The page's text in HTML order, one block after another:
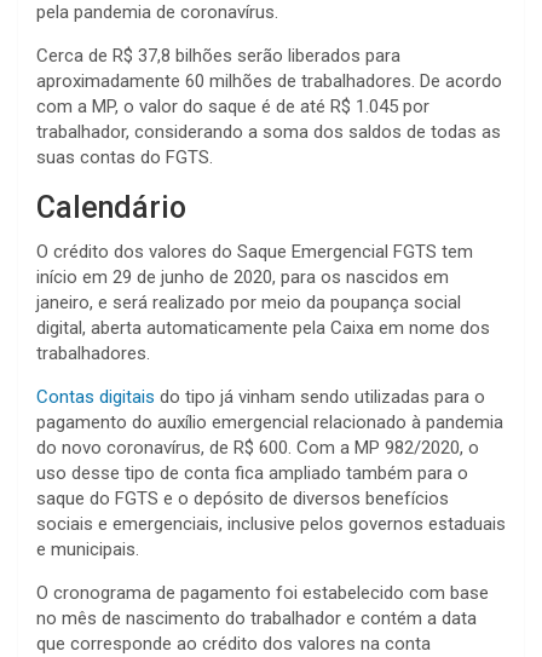
pela pandemia de coronavírus.
Cerca de R$ 37,8 bilhões serão liberados para
aproximadamente 60 milhões de trabalhadores. De acordo
com a MP, o valor do saque é de até R$ 1.045 por
trabalhador, considerando a soma dos saldos de todas as
suas contas do FGTS.
Calendário
O crédito dos valores do Saque Emergencial FGTS tem
início em 29 de junho de 2020, para os nascidos em
janeiro, e será realizado por meio da poupança social
digital, aberta automaticamente pela Caixa em nome dos
trabalhadores.
Contas digitais do tipo já vinham sendo utilizadas para o
pagamento do auxílio emergencial relacionado à pandemia
do novo coronavírus, de R$ 600. Com a MP 982/2020, o
uso desse tipo de conta fica ampliado também para o
saque do FGTS e o depósito de diversos benefícios
sociais e emergenciais, inclusive pelos governos estaduais
e municipais.
O cronograma de pagamento foi estabelecido com base
no mês de nascimento do trabalhador e contém a data
que corresponde ao crédito dos valores na conta